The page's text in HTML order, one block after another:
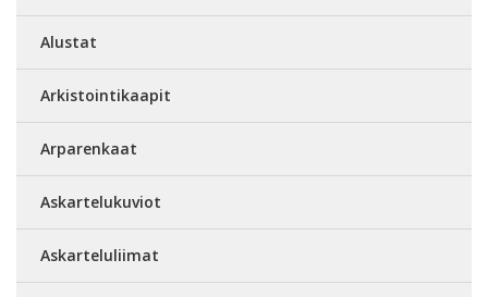
Alustat
Arkistointikaapit
Arparenkaat
Askartelukuviot
Askarteluliimat